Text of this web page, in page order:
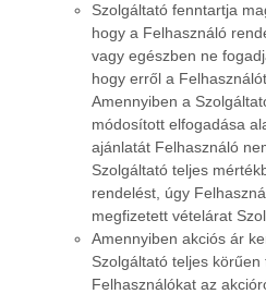
Szolgáltató fenntartja
hogy a Felhasználó
vagy egészben ne
hogy erről a
Amennyiben a
módosított elfogadása
ajánlatát Felhasználó
Szolgáltató teljes
rendelést, úgy
megfizetett vételárat
Amennyiben akciós ár
Szolgáltató teljes körűen
Felhasználókat az